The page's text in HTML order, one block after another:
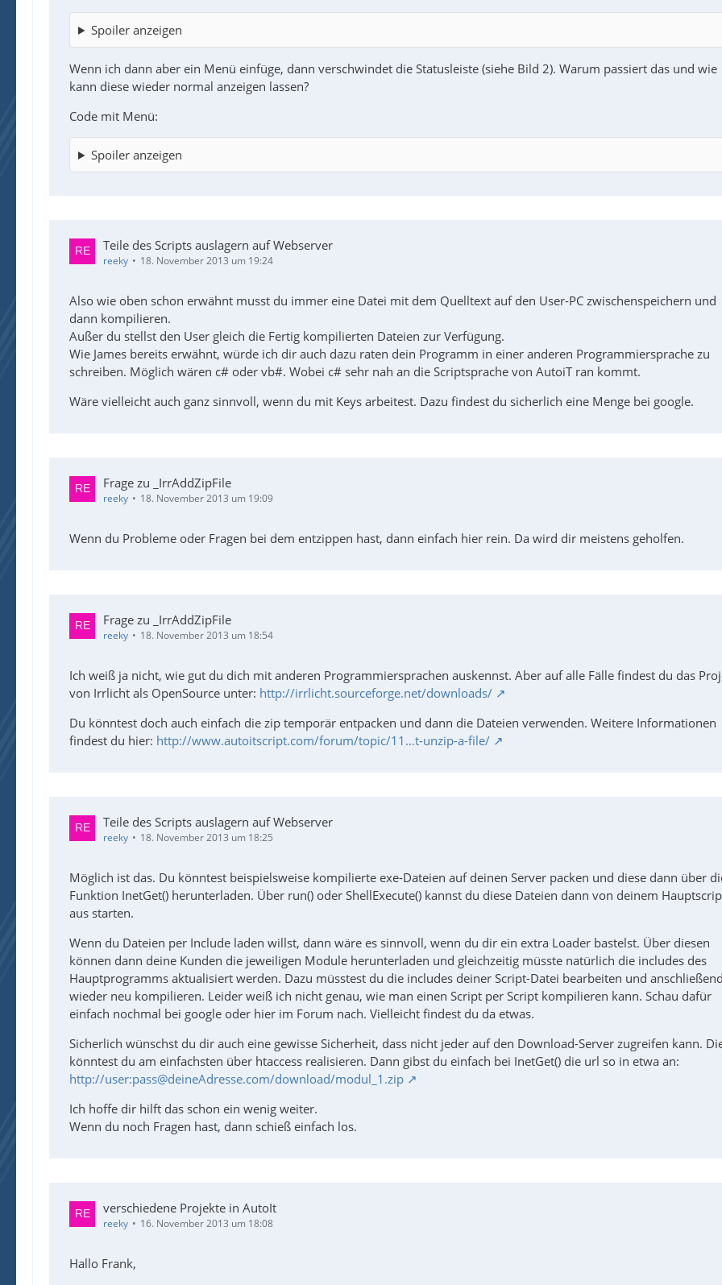
Spoiler anzeigen
Wenn ich dann aber ein Menü einfüge, dann verschwindet die Statusleiste (siehe Bild 2). Warum passiert das und wie
kann diese wieder normal anzeigen lassen?
Code mit Menü:
Spoiler anzeigen
Teile des Scripts auslagern auf Webserver
reeky 18. November 2013 um 19:24
Also wie oben schon erwähnt musst du immer eine Datei mit dem Quelltext auf den User-PC zwischenspeichern und
dann kompilieren.
Außer du stellst den User gleich die Fertig kompilierten Dateien zur Verfügung.
Wie James bereits erwähnt, würde ich dir auch dazu raten dein Programm in einer anderen Programmiersprache zu
schreiben. Möglich wären c# oder vb#. Wobei c# sehr nah an die Scriptsprache von AutoiT ran kommt.
Wäre vielleicht auch ganz sinnvoll, wenn du mit Keys arbeitest. Dazu findest du sicherlich eine Menge bei google.
Frage zu _IrrAddZipFile
reeky 18. November 2013 um 19:09
Wenn du Probleme oder Fragen bei dem entzippen hast, dann einfach hier rein. Da wird dir meistens geholfen.
Frage zu _IrrAddZipFile
reeky 18. November 2013 um 18:54
Ich weiß ja nicht, wie gut du dich mit anderen Programmiersprachen auskennst. Aber auf alle Fälle findest du das
von Irrlicht als OpenSource unter: http://irrlicht.sourceforge.net/downloads/
Du könntest doch auch einfach die zip temporär entpacken und dann die Dateien verwenden. Weitere Informationen
findest du hier: http://www.autoitscript.com/forum/topic/11…t-unzip-a-file/
Teile des Scripts auslagern auf Webserver
reeky 18. November 2013 um 18:25
Möglich ist das. Du könntest beispielsweise kompilierte exe-Dateien auf deinen Server packen und diese dann über
Funktion InetGet() herunterladen. Über run() oder ShellExecute() kannst du diese Dateien dann von deinem
aus starten.
Wenn du Dateien per Include laden willst, dann wäre es sinnvoll, wenn du dir ein extra Loader bastelst. Über diesen
können dann deine Kunden die jeweiligen Module herunterladen und gleichzeitig müsste natürlich die includes des
Hauptprogramms aktualisiert werden. Dazu müsstest du die includes deiner Script-Datei bearbeiten und
wieder neu kompilieren. Leider weiß ich nicht genau, wie man einen Script per Script kompilieren kann. Schau dafür
einfach nochmal bei google oder hier im Forum nach. Vielleicht findest du da etwas.
Sicherlich wünschst du dir auch eine gewisse Sicherheit, dass nicht jeder auf den Download-Server zugreifen kann.
könntest du am einfachsten über htaccess realisieren. Dann gibst du einfach bei InetGet() die url so in etwa an:
http://user:pass@deineAdresse.com/download/modul_1.zip
Ich hoffe dir hilft das schon ein wenig weiter.
Wenn du noch Fragen hast, dann schieß einfach los.
verschiedene Projekte in AutoIt
reeky 16. November 2013 um 18:08
Hallo Frank,